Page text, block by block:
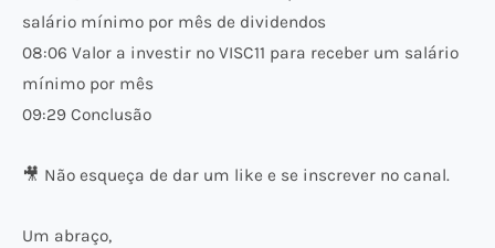
salário mínimo por mês de dividendos
08:06 Valor a investir no VISC11 para receber um salário
mínimo por mês
09:29 Conclusão
🎥 Não esqueça de dar um like e se inscrever no canal.
Um abraço,